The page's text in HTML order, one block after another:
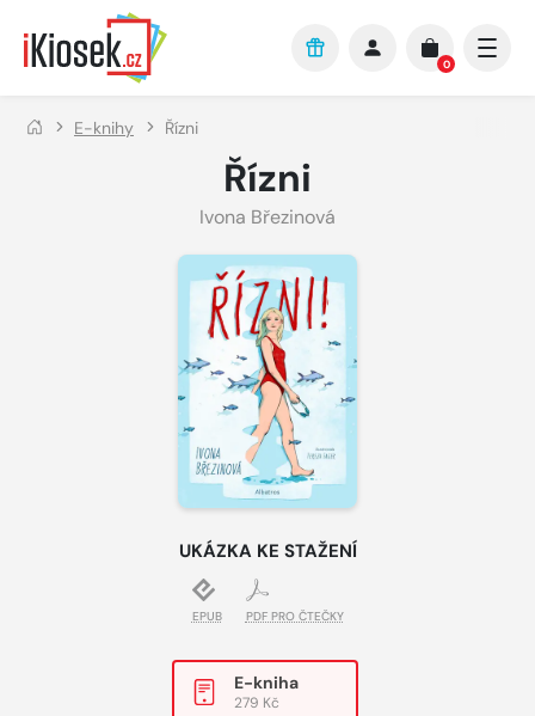
Přejít na hlavní obsah
0
E-knihy Řízni
Řízni
Ivona Březinová
UKÁZKA KE STAŽENÍ
EPUB PDF PRO ČTEČKY
E-kniha
279 Kč